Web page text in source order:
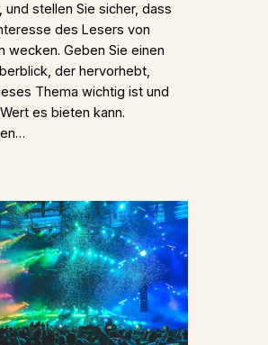
und stellen Sie sicher, dass
des Lesers von
wecken. Geben Sie einen
der hervorhebt,
Thema wichtig ist und
es bieten kann.